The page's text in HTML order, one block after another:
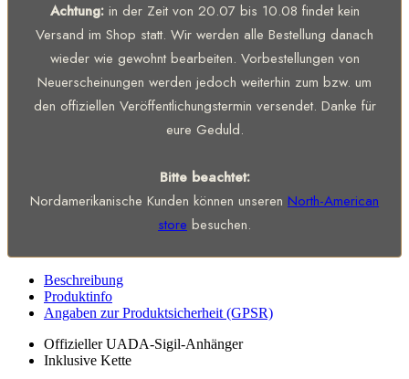
Achtung:in der Zeit von 20.07 bis 10.08 findet kein
Versand im Shop statt. Wir werden alle Bestellung danach
wieder wie gewohnt bearbeiten. Vorbestellungen von
Neuerscheinungen werden jedoch weiterhin zum bzw. um
den offiziellen Veröffentlichungstermin versendet. Danke für
eure Geduld.
Bitte beachtet:
Nordamerikanische Kunden können unseren North-American
store besuchen.
Beschreibung
Produktinfo
Angaben zur Produktsicherheit (GPSR)
Offizieller UADA-Sigil-Anhänger
Inklusive Kette